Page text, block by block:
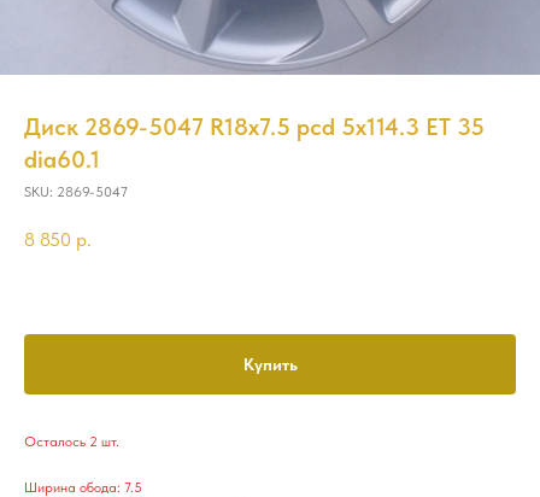
Диск 2869-5047 R18x7.5 pcd 5x114.3 ET 35
dia60.1
SKU: 2869-5047
8 850 р.
Купить
Осталось 2 шт.
Ширина обода: 7.5